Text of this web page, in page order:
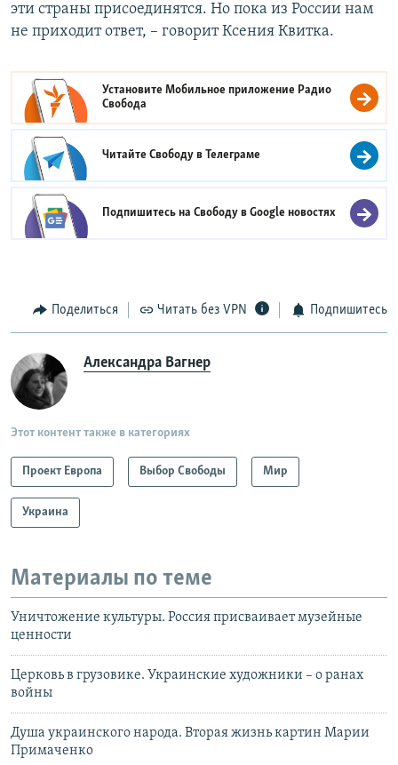
эти страны присоединятся. Но пока из России нам
не приходит ответ, – говорит Ксения Квитка.
Установите Мобильное приложение Радио
Свобода
Читайте Свободу вТелеграме
Подпишитесь на Свободу вGoogle новостях
Поделиться Читать без VPN Подпишитесь
Александра Вагнер
Этот контент также в категориях
Проект Европа Выбор Свободы Мир
Украина
Материалы по теме
Уничтожение культуры. Россия присваивает музейные
ценности
Церковь в грузовике. Украинские художники – о ранах
войны
Душа украинского народа. Вторая жизнь картин Марии
Примаченко